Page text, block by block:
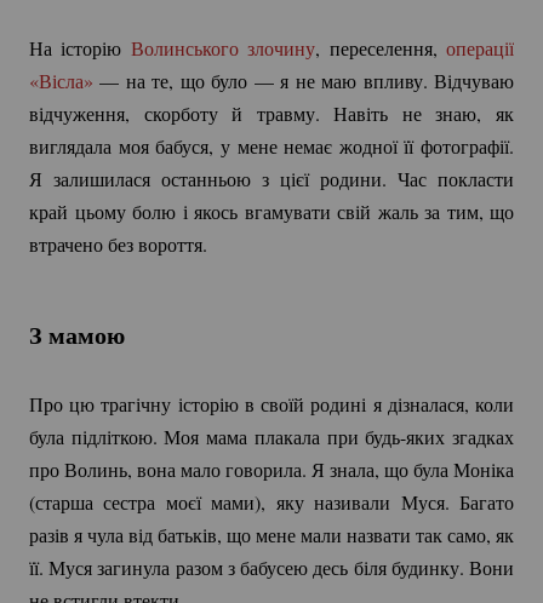
На історію Волинського злочину, переселення,операції
«Вісла» — на те, що було — я не маю впливу. Відчуваю
відчуження, скорботу й травму. Навіть не знаю, як
виглядала моя бабуся, у мене немає жодної її фотографії.
Я залишилася останньою з цієї родини. Час покласти
край цьому болю і якось вгамувати свій жаль за тим, що
втрачено без вороття.
З мамою
Про цю трагічну історію в своїй родині я дізналася, коли
була підліткою. Моя мама плакала прибудь-яких згадках
про Волинь, вона мало говорила. Я знала, що була Моніка
(старша сестра моєї мами), яку називали Муся. Багато
разів я чула від батьків, що мене мали назвати так само, як
її. Муся загинула разом з бабусею десь біля будинку. Вони